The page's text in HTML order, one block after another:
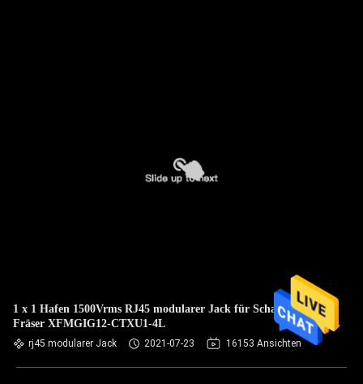
1 x 1 Hafen 1500Vrms RJ45 modularer Jack für Schalter-
Fräser XFMGIG12-CTXU1-4L
rj45 modularer Jack 2021-07-23 16153 Ansichten